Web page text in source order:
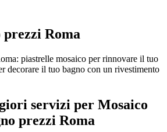
prezzi Roma
piastrelle mosaico per rinnovare il tuo
decorare il tuo bagno con un rivestimento
servizi per Mosaico
prezzi Roma